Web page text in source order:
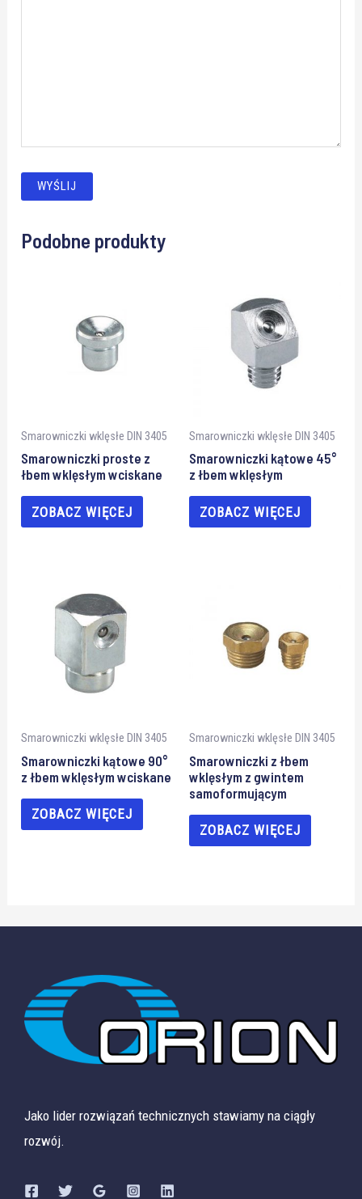
Podobne produkty
Smarowniczki wklęsłe DIN 3405
Smarowniczki proste z
łbem wklęsłym wciskane
ZOBACZ WIĘCEJ
Smarowniczki wklęsłe DIN 3405
Smarowniczki kątowe 45°
z łbem wklęsłym
ZOBACZ WIĘCEJ
Smarowniczki wklęsłe DIN 3405
Smarowniczki kątowe 90°
z łbem wklęsłym wciskane
ZOBACZ WIĘCEJ
Smarowniczki wklęsłe DIN 3405
Smarowniczki z łbem
wklęsłym z gwintem
samoformującym
ZOBACZ WIĘCEJ
Jako lider rozwiązań technicznych stawiamy na ciągły
rozwój.